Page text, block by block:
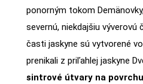
ponorným tokom
severnú, niekdajšiu
časti jaskyne sú vytvorené
prenikali z priľahlej jaskyne
sintrové útvary na